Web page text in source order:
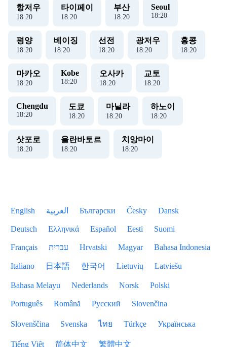
항저우
18:21
타이페이
18:21
부산
18:21
Seoul
18:21
평양
18:21
베이징
18:21
선전
18:21
광저우
18:21
홍콩
18:21
마카오
18:21
Kobe
18:21
오사카
18:21
교토
18:21
Chengdu
18:21
도쿄
18:21
마닐라
18:21
하노이
18:21
삿포로
18:21
울란바토르
18:21
치앙마이
18:21
English العربية Български Česky Dansk
Deutsch Ελληνικά Español Eesti Suomi
Français עברית Hrvatski Magyar Bahasa Indonesia
Italiano 日本語 한국어 Lietuvių Latviešu
Bahasa Melayu Nederlands Norsk Polski
Português Română Русский Slovenčina
Slovenščina Svenska ไทย Türkçe Українська
Tiếng Việt 简体中文 繁體中文